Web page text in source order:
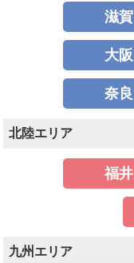
滋賀
大阪
奈良
北陸エリア
福井
九州エリア